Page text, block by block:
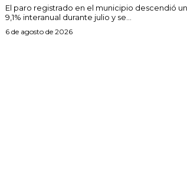
El paro registrado en el municipio descendió un
9,1% interanual durante julio y se...
6 de agosto de 2026